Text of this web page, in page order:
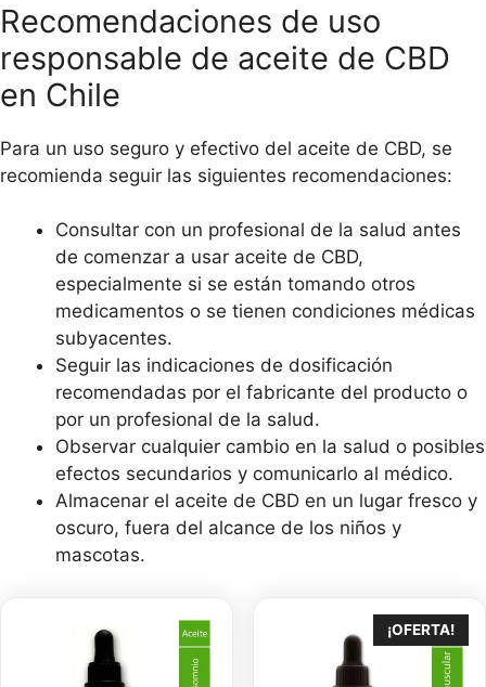
Recomendaciones de uso
responsable de aceite de CBD
en Chile
Para un uso seguro y efectivo del aceite de CBD, se
recomienda seguir las siguientes recomendaciones:
Consultar con un profesional de la salud antes
de comenzar a usar aceite de CBD,
especialmente si se están tomando otros
medicamentos o se tienen condiciones médicas
subyacentes.
Seguir las indicaciones de dosificación
recomendadas por el fabricante del producto o
por un profesional de la salud.
Observar cualquier cambio en la salud o posibles
efectos secundarios y comunicarlo al médico.
Almacenar el aceite de CBD en un lugar fresco y
oscuro, fuera del alcance de los niños y
mascotas.
¡OFERTA!